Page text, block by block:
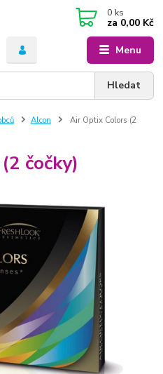
Menu
Hledat
0 ks
za 0,00 Kč
Alcon
Air Optix Colors (2
čočky)